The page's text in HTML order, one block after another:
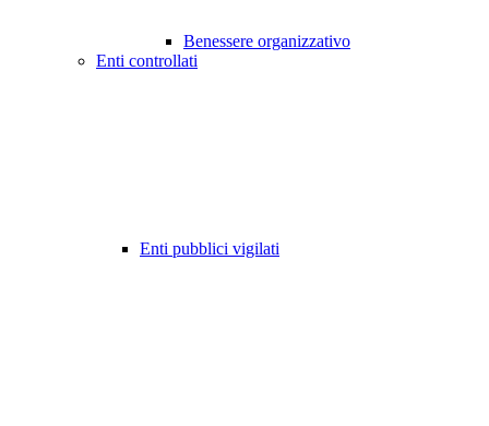
Benessere organizzativo
Enti controllati
Enti pubblici vigilati